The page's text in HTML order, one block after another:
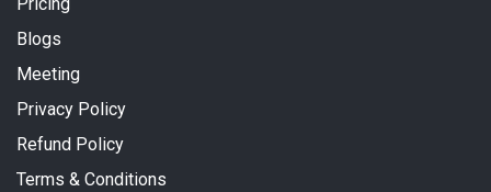
Blogs
Meeting
Privacy Policy
Refund Policy
Terms & Conditions